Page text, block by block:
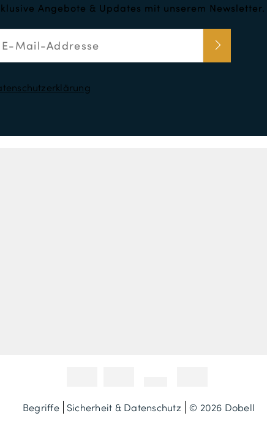
Angebote & Updates mit unserem Newsletter.
Begriffe Sicherheit & Datenschutz © 2026 Dobell